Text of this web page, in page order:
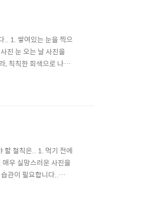
.. 1. 쌓여있는 눈을 찍으
진 눈 오는 날 사진을
, 칙칙한 회색으로 나올
을 흰색이라고 감지
할 철칙은.. 1. 먹기 전에
우 실망스러운 사진을
관이 필요합니다..
합시다. 컴팩트카메